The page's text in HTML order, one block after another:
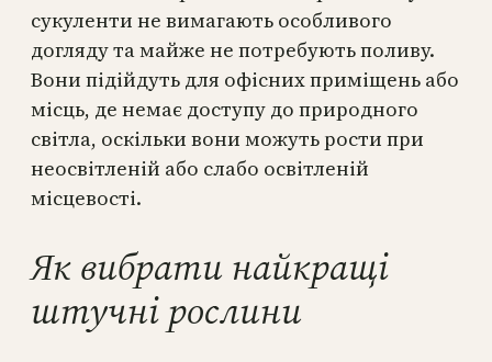
сукуленти не вимагають особливого
догляду та майже не потребують поливу.
Вони підійдуть для офісних приміщень або
місць, де немає доступу до природного
світла, оскільки вони можуть рости при
неосвітленій або слабо освітленій
місцевості.
Як вибрати найкращі
штучні рослини